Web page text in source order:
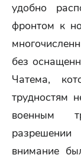
удобно
фронтом к
без
Чатема,
трудностям
военным
внимание